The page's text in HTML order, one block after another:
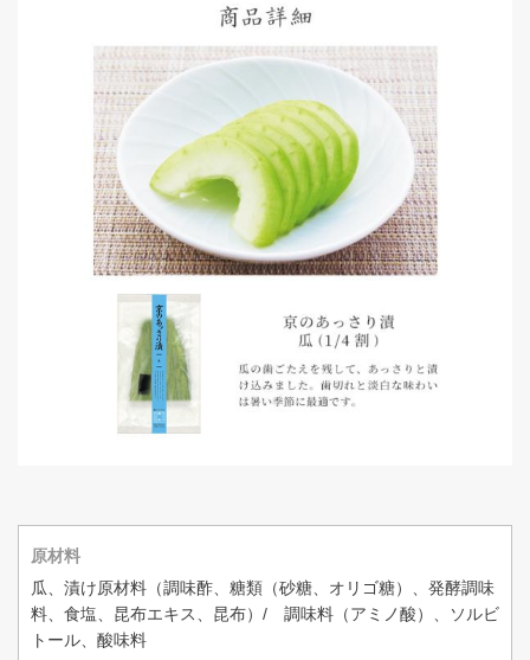
原材料
瓜、漬け原材料（調味酢、糖類（砂糖、オリゴ糖）、発酵調味
料、食塩、昆布エキス、昆布）/ 調味料（アミノ酸）、ソルビ
トール、酸味料